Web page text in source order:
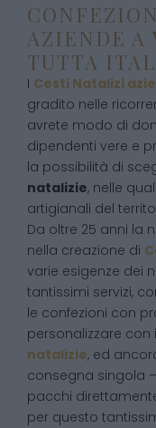
AZIENDE A
TUTTA
I Cesti Natalizi
gradito nelle
avrete modo di
dipendenti vere e
la possibilità di
natalizie, nelle
artigianali del
Da oltre 25 anni la
nella creazione di
varie esigenze dei
tantissimi servizi,
le confezioni con
personalizzare con
natalizie, ed
consegna singola
pacchi
per questo